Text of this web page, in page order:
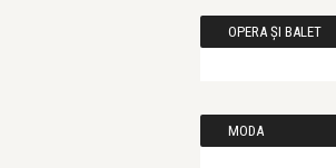
OPERA ȘI BALET
MODA